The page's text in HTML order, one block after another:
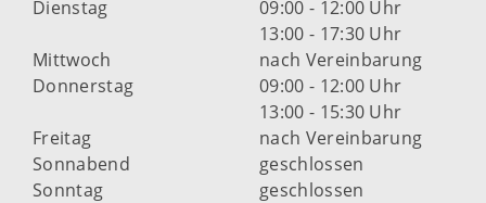
Dienstag
09:00 - 12:00 Uhr
13:00 - 17:30 Uhr
Mittwoch
nach Vereinbarung
Donnerstag
09:00 - 12:00 Uhr
13:00 - 15:30 Uhr
Freitag
nach Vereinbarung
Sonnabend
geschlossen
Sonntag
geschlossen